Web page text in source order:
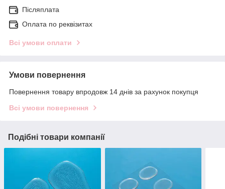
Післяплата
Оплата по реквізитах
Всі умови оплати
Умови повернення
Повернення товару впродовж 14 днів за рахунок покупця
Всі умови повернення
Подібні товари компанії